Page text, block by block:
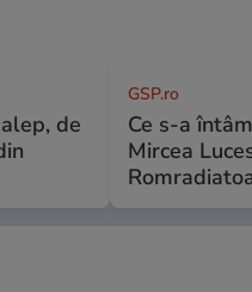
de
GSP.ro
Ce s-a
Mircea